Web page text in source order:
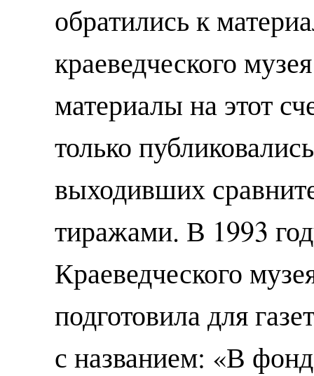
обратились к
краеведческого
материалы на этот
только
выходивших
тиражами. В 1993
Краеведческого
подготовила для
с названием: «В